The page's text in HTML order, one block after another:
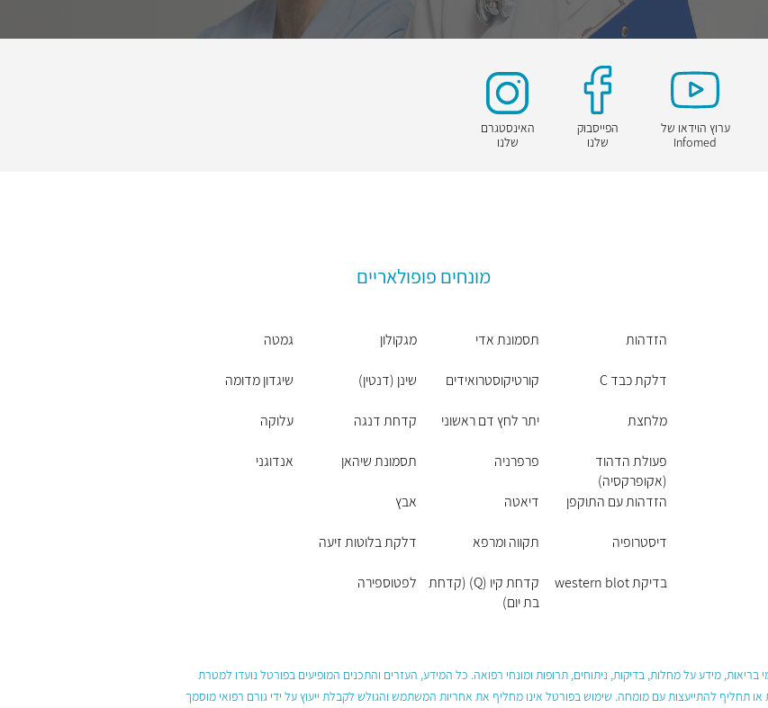
ערוץ הוידאו של
Infomed
הפייסבוק
שלנו
האינסטגרם
שלנו
מונחים פופולאריים
הזדהות
דלקת כבד C
מלחצת
פעולת הדהוד
(אקופרקסיה)
הזדהות עם התוקפן
דיסטרופיה
בדיקת western blot
תסמונת אדי
קורטיקוסטרואידים
יתר לחץ דם ראשוני
פרפרניה
דיאטה
תקווה ומרפא
קדחת קיו (Q) (קדחת
בת יום)
מגקולון
שינן (דנטין)
קדחת דנגה
תסמונת שיהאן
אבץ
דלקת בלוטות זיעה
לפטוספירה
גמטה
שיגדון מדומה
עלוקה
אנדוגני
מידע על מחלות, בדיקות, ניתוחים, תרופות ומונחי רפואה. כל המידע, העזרים והתכנים המופיעים בפורטל נועדו למטרת
או תחליף להתייעצות עם מומחה. שימוש בפורטל אינו מחליף את אחריות המשתמש והגולש לקבלת ייעוץ על ידי גורם רפואי מוסמך